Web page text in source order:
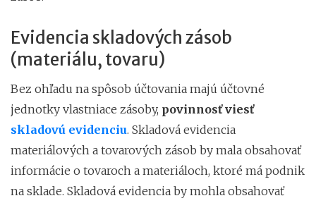
Evidencia skladových zásob
(materiálu, tovaru)
Bez ohľadu na spôsob účtovania majú účtovné
jednotky vlastniace zásoby, povinnosť viesť
skladovú evidenciu. Skladová evidencia
materiálových a tovarových zásob by mala obsahovať
informácie o tovaroch a materiáloch, ktoré má podnik
na sklade. Skladová evidencia by mohla obsahovať